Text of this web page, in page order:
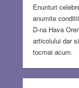
Enunturi
anumite
D-na Hava
articolului dar
tocmai acum.